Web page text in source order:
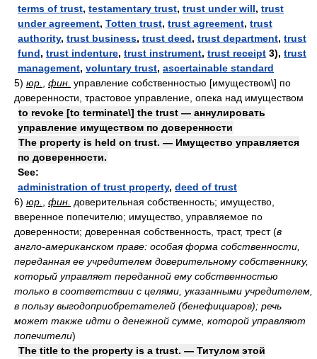
terms of trust, testamentary trust, trust under will, trust
under agreement, Totten trust, trust agreement, trust
authority, trust business, trust deed, trust department, trust
fund, trust indenture, trust instrument, trust receipt 3), trust
management, voluntary trust, ascertainable standard
5) юр. фин. управление собственностью [имуществом\] по
доверенности, трастовое управление, опека над имуществом
to revoke [to terminate\] the trust — аннулировать
управление имуществом по доверенности
The property is held on trust. — Имущество управляется
по доверенности.
See:
administration of trust property, deed of trust
6) юр. фин. доверительная собственность; имущество,
вверенное попечителю; имущество, управляемое по
доверенности; доверенная собственность, траст, трест(в
англо-американском праве: особая форма собственности,
переданная ее учредителем доверительному собственнику,
который управляет переданной ему собственностью
только в соответствии с целями, указанными учредителем,
в пользу выгодоприобретателей (бенефициаров); речь
может также идти о денежной сумме, которой управляют
попечители)
The title to the property is a trust. — Титулом этой